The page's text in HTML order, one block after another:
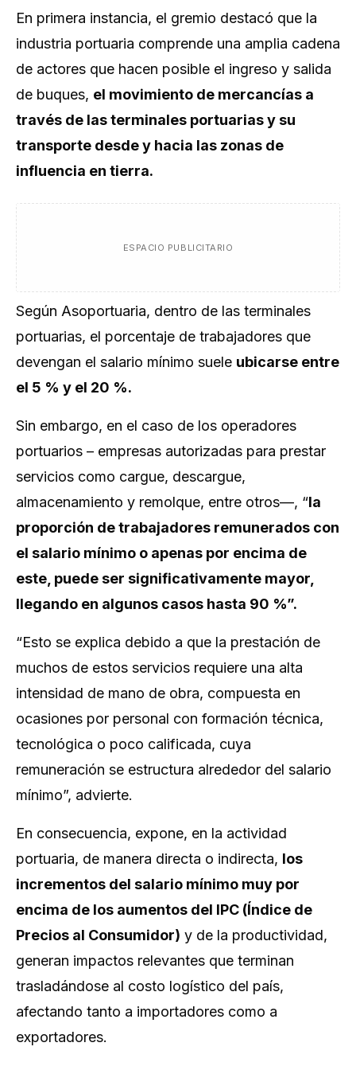
En primera instancia, el gremio destacó que la
industria portuaria comprende una amplia cadena
de actores que hacen posible el ingreso y salida
de buques, el movimiento de mercancías a
través de las terminales portuarias y su
transporte desde y hacia las zonas de
influencia en tierra.
ESPACIO PUBLICITARIO
Según Asoportuaria, dentro de las terminales
portuarias, el porcentaje de trabajadores que
devengan el salario mínimo suele ubicarse entre
el 5 % y el 20 %.
Sin embargo, en el caso de los operadores
portuarios – empresas autorizadas para prestar
servicios como cargue, descargue,
almacenamiento y remolque, entre otros—, “la
proporción de trabajadores remunerados con
el salario mínimo o apenas por encima de
este, puede ser significativamente mayor,
llegando en algunos casos hasta 90 %”.
“Esto se explica debido a que la prestación de
muchos de estos servicios requiere una alta
intensidad de mano de obra, compuesta en
ocasiones por personal con formación técnica,
tecnológica o poco calificada, cuya
remuneración se estructura alrededor del salario
mínimo”, advierte.
En consecuencia, expone, en la actividad
portuaria, de manera directa o indirecta, los
incrementos del salario mínimo muy por
encima de los aumentos del IPC (Índice de
Precios al Consumidor) y de la productividad,
generan impactos relevantes que terminan
trasladándose al costo logístico del país,
afectando tanto a importadores como a
exportadores.